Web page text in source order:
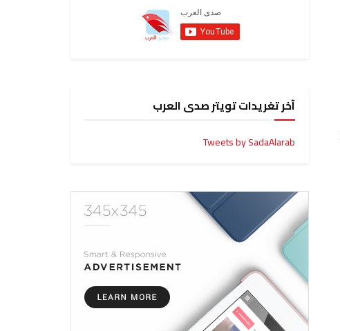
آخر تغريدات تويتر صدى العرب
Tweets by SadaAlarab